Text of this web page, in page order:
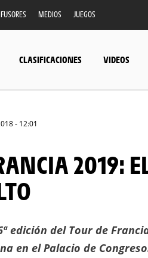
MEDIOS JUEGOS
CLASIFICACIONES VIDEOS
- 12:01
edición del Tour de
en el Palacio de